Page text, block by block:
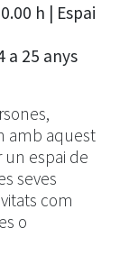
h | Espai
a 25 anys
amb aquest
un espai de
seves
com
o